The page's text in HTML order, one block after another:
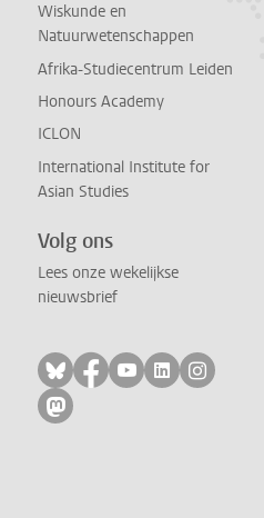
Wiskunde en
Natuurwetenschappen
Afrika-Studiecentrum Leiden
Honours Academy
ICLON
International Institute for
Asian Studies
Volg ons
Lees onze wekelijkse
nieuwsbrief
Volg ons op bluesky
Volg ons op
Volg ons op
Volg ons
Volg
Volg ons op mastodon